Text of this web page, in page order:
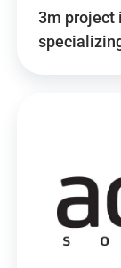
3m project